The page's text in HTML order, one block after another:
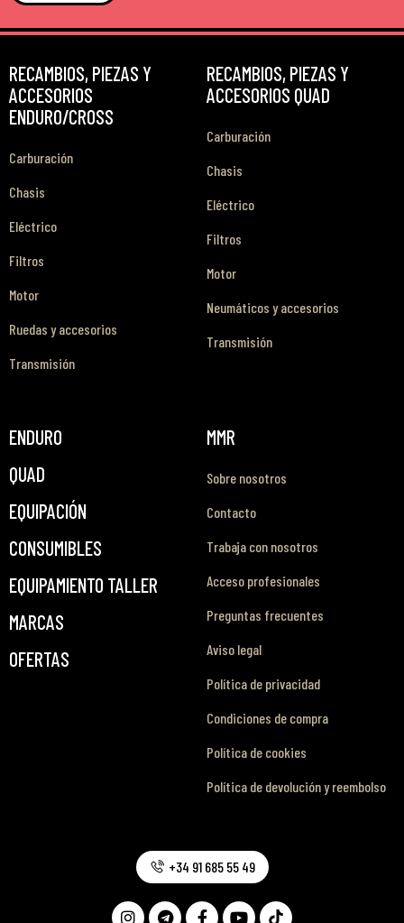
RECAMBIOS, PIEZAS Y
ACCESORIOS
ENDURO/CROSS
Carburación
Chasis
Eléctrico
Filtros
Motor
Ruedas y accesorios
Transmisión
RECAMBIOS, PIEZAS Y
ACCESORIOS QUAD
Carburación
Chasis
Eléctrico
Filtros
Motor
Neumáticos y accesorios
Transmisión
ENDURO
QUAD
EQUIPACIÓN
CONSUMIBLES
EQUIPAMIENTO TALLER
MARCAS
OFERTAS
MMR
Sobre nosotros
Contacto
Trabaja con nosotros
Acceso profesionales
Preguntas frecuentes
Aviso legal
Política de privacidad
Condiciones de compra
Política de cookies
Política de devolución y reembolso
+34 91 685 55 49